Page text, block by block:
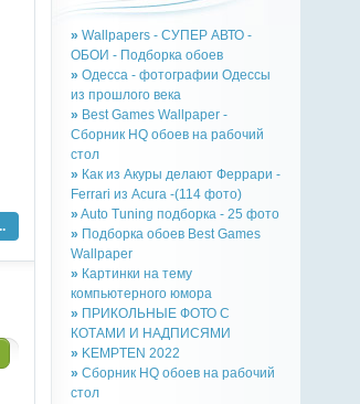
» Wallpapers - СУПЕР АВТО -
ОБОИ - Подборка обоев
» Одесса - фотографии Одессы
из прошлого века
» Best Games Wallpaper -
Сборник HQ обоев на рабочий
стол
» Как из Акуры делают Феррари -
Ferrari из Acura -(114 фото)
» Auto Tuning подборка - 25 фото
» Подборка обоев Best Games
Wallpaper
» Картинки на тему
компьютерного юмора
» ПРИКОЛЬНЫЕ ФОТО С
КОТАМИ И НАДПИСЯМИ
» KEMPTEN 2022
» Сборник HQ обоев на рабочий
стол